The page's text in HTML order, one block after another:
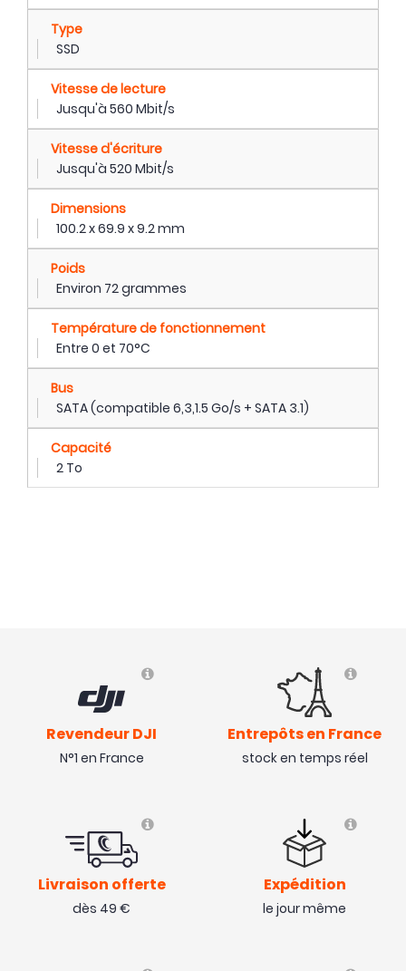
Type
SSD
Vitesse de lecture
Jusqu'à 560 Mbit/s
Vitesse d'écriture
Jusqu'à 520 Mbit/s
Dimensions
100.2 x 69.9 x 9.2 mm
Poids
Environ 72 grammes
Température de fonctionnement
Entre 0 et 70°C
Bus
SATA (compatible 6,3,1.5 Go/s + SATA 3.1)
Capacité
2 To
Revendeur DJI
N°1 en France
Entrepôts en France
stock en temps réel
Livraison offerte
dès 49 €
Expédition
le jour même